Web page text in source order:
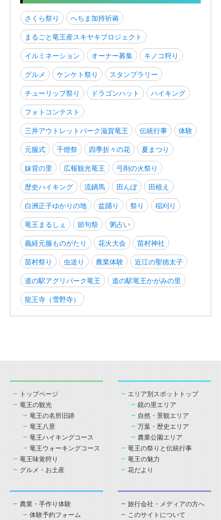
さくら祭り
へちま加持祈祷
まるごと竜王産スキヤキプロジェクト
イルミネーション
オーナー募集
キノコ狩り
グルメ
ケンケト祭り
スタンプラリー
チューリップ祭り
ドラゴンハット
ハイキング
フォトコンテスト
三井アウトレットパーク滋賀竜王
伝統行事
体験
元服式
千燈祭 四季折々の花
夏まつり
妹背の里
広報観光竜王
弓削の火祭り
歴史ハイキング
流鏑馬 田んぼ
田植え
白洲正子ゆかりの地
盆踊り 祭り
稲刈り
竜王まるしぇ
節句祭
粥占い
義経元服ものがたり
花火大会
苗村神社
苗村祭り
虫送り 農業体験
近江の聖徳太子
道の駅アグリパーク竜王
道の駅竜王かがみの里
龍王寺（雪野寺）
トップページ
竜王の観光
竜王の名所旧跡
竜王八景
竜王ハイキングコース
竜王ウォーキングコース
竜王味覚狩り
グルメ・お土産
エリア別スポットトップ
鏡の里エリア
自然・景観エリア
万葉・歴史エリア
農業公園エリア
竜王の祭りと伝統行事
竜王の魅力
花だより
農業・手作り体験
体験予約フォーム
旅行会社・メディアの方へ
このサイトについて